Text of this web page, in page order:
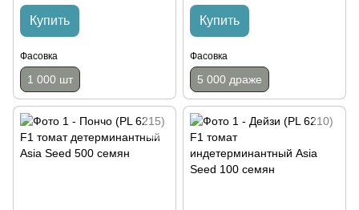
Купить
Фасовка
1 000 шт
Купить
Фасовка
5 000 драже